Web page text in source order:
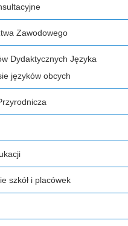
Zawodowego
Dydaktycznych Języka
języków obcych
szkół i placówek